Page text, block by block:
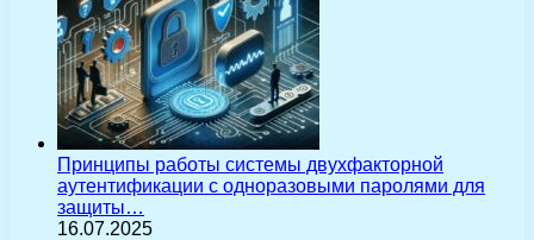
Принципы работы системы двухфакторной
аутентификации с одноразовыми паролями для
защиты…
16.07.2025